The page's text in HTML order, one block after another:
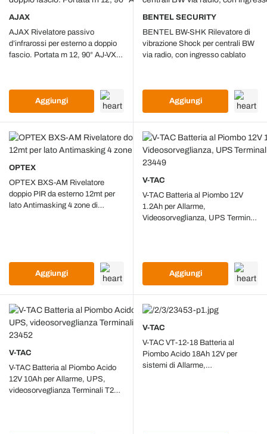
AJAX
AJAX Rivelatore passivo
d’infrarossi per esterno a doppio
fascio. Portata m 12, 90° AJ-VXI-
Aggiungi
BENTEL SECURITY
BENTEL BW-SHK Rilevatore di
vibrazione Shock per centrali BW
via radio, con ingresso cablato
Aggiungi
OPTEX
OPTEX BXS-AM Rivelatore
doppio PIR da esterno 12mt per
lato Antimasking 4 zone di
Aggiungi
V-TAC
V-TAC Batteria al Piombo 12V
1.2Ah per Allarme,
Videosorveglianza, UPS Terminali
Aggiungi
V-TAC
V-TAC Batteria al Piombo Acido
12V 10Ah per Allarme, UPS,
videosorveglianza Terminali T2
V-TAC
V-TAC VT-12-18 Batteria al
Piombo Acido 18Ah 12V per
sistemi di Allarme,